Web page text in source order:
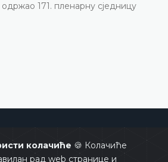
колачиће 🍪 Колачиће
рад web странице и
171. пленарну сједницу